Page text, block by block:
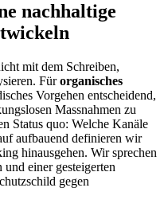
nachhaltige
mit dem Schreiben,
Fürorganisches
Vorgehen entscheidend,
Massnahmen zu
Status quo: Welche Kanäle
aufbauend definieren wir
hinausgehen. Wir sprechen
einer gesteigerten
gegen